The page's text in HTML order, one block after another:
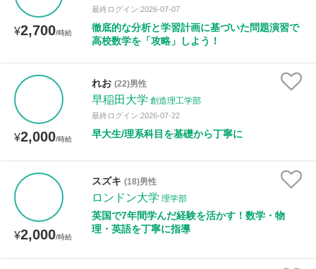
¥2,700/時給
最終ログイン:2026-07-07
徹底的な分析と学習計画に基づいた問題演習で
高校数学を「攻略」しよう！
¥2,000/時給
れお (22)男性
早稲田大学 創造理工学部
最終ログイン:2026-07-22
早大生/理系科目を基礎から丁寧に
¥2,000/時給
スズキ (18)男性
ロンドン大学 理学部
英国で7年間学んだ経験を活かす！数学・物
理・英語を丁寧に指導